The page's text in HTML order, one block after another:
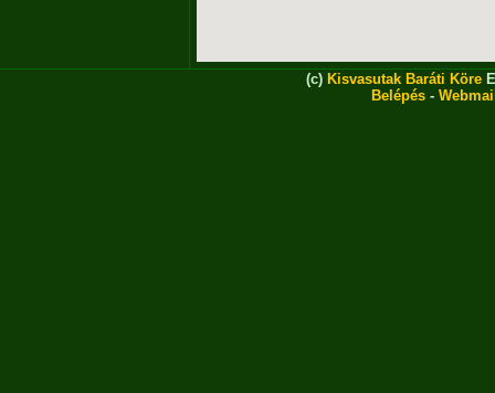
(c) Kisvasutak Baráti Köre
Belépés -